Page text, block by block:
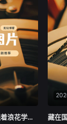
走进海洋大世界跟着浪花学知识走进海洋大世界跟着浪花学知识
藏
藏在